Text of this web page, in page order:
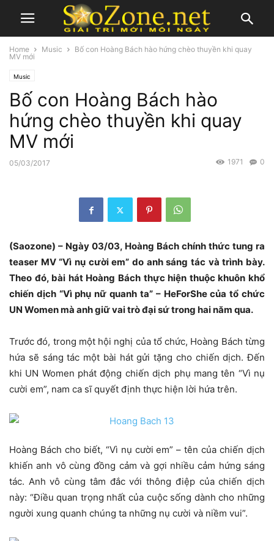
Home Music
Bố con Hoàng Bách hào hứng chèo thuyền khi quay
MV mới
Music
Bố con Hoàng Bách hào
hứng chèo thuyền khi quay
MV mới
05/03/2017 0
1971
(Saozone) – Ngày 03/03, Hoàng Bách chính thức tung ra
teaser MV “Vì nụ cười em” do anh sáng tác và trình bày.
Theo đó, bài hát Hoàng Bách thực hiện thuộc khuôn khổ
chiến dịch “Vì phụ nữ quanh ta” – HeForShe của tổ chức
UN Women mà anh giữ vai trò đại sứ trong hai năm qua.
Trước đó, trong một hội nghị của tổ chức, Hoàng Bách từng
hứa sẽ sáng tác một bài hát gửi tặng cho chiến dịch. Đến
khi UN Women phát động chiến dịch phụ mang tên “Vì nụ
cười em”, nam ca sĩ quyết định thực hiện lời hứa trên.
Hoàng Bách cho biết, “Vì nụ cười em” – tên của chiến dịch
khiến anh vô cùng đồng cảm và gợi nhiều cảm hứng sáng
tác. Anh vô cùng tâm đắc với thông điệp của chiến dịch
này: “Điều quan trọng nhất của cuộc sống dành cho những
người xung quanh chúng ta những nụ cười và niềm vui”.